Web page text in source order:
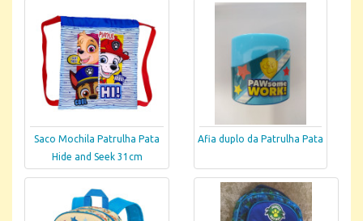
Saco Mochila Patrulha Pata
Hide and Seek 31cm
Afia duplo da Patrulha Pata